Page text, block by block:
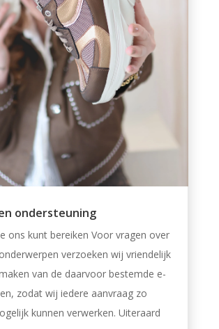
ondersteuning
ons kunt bereiken Voor vragen over
verzoeken wij vriendelijk
van de daarvoor bestemde e-
zodat wij iedere aanvraag zo
kunnen verwerken. Uiteraard